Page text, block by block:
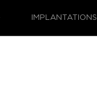
IMPLANTATIONS